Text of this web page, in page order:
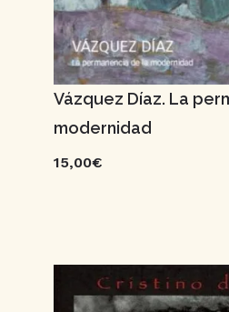
Vázquez Díaz. La
modernidad
15,00€